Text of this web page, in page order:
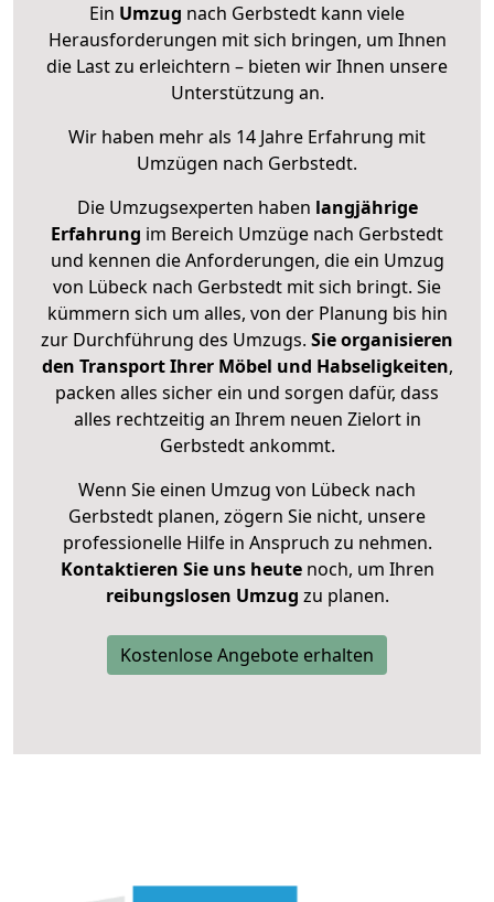
Ein Umzug nach Gerbstedt kann viele
Herausforderungen mit sich bringen, um Ihnen
die Last zu erleichtern – bieten wir Ihnen unsere
Unterstützung an.
Wir haben mehr als 14 Jahre Erfahrung mit
Umzügen nach Gerbstedt.
Die Umzugsexperten haben langjährige
Erfahrung im Bereich Umzüge nach Gerbstedt
und kennen die Anforderungen, die ein Umzug
von Lübeck nach Gerbstedt mit sich bringt. Sie
kümmern sich um alles, von der Planung bis hin
zur Durchführung des Umzugs. Sie organisieren
den Transport Ihrer Möbel und Habseligkeiten,
packen alles sicher ein und sorgen dafür, dass
alles rechtzeitig an Ihrem neuen Zielort in
Gerbstedt ankommt.
Wenn Sie einen Umzug von Lübeck nach
Gerbstedt planen, zögern Sie nicht, unsere
professionelle Hilfe in Anspruch zu nehmen.
Kontaktieren Sie uns heutenoch, um Ihren
reibungslosen Umzug zu planen.
Kostenlose Angebote erhalten